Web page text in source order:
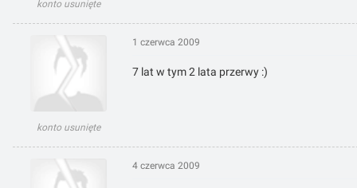
konto usunięte
konto usunięte
1 czerwca 2009
7 lat w tym 2 lata przerwy :)
4 czerwca 2009